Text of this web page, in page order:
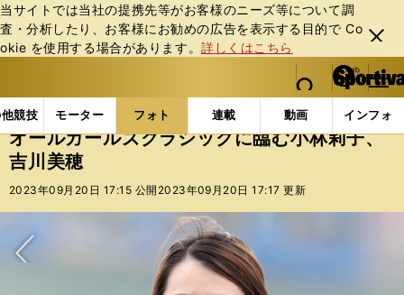
当サイトでは当社の提携先等がお客様のニーズ等について調
査・分析したり、お客様にお勧めの広告を表⽰する⽬的で Co
okie を使⽤する場合があります。詳しくはこちら
閉じ
る
web Sportiva (webスポルティーバ)
検索
マイペ
ー
ジ
メニュ
競技 モーター フォト 連載 動画 インフォ
b
ス
ポ
ル
バ
フォトギャラリー コラムフォト オールガールズク
オールガールズクラシックに臨む小林莉子、
吉川美穂
2023年09月20日 17:15 公開 2023年09月20日 17:17 更新